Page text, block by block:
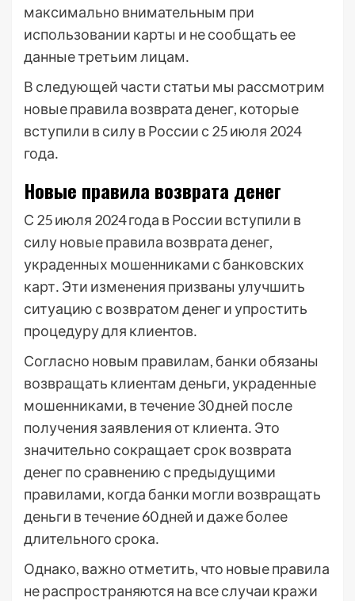
максимально внимательным при
использовании карты и не сообщать ее
данные третьим лицам․
В следующей части статьи мы рассмотрим
новые правила возврата денег, которые
вступили в силу в России с 25 июля 2024
года․
Новые правила возврата денег
С 25 июля 2024 года в России вступили в
силу новые правила возврата денег,
украденных мошенниками с банковских
карт․ Эти изменения призваны улучшить
ситуацию с возвратом денег и упростить
процедуру для клиентов․
Согласно новым правилам, банки обязаны
возвращать клиентам деньги, украденные
мошенниками, в течение 30 дней после
получения заявления от клиента․ Это
значительно сокращает срок возврата
денег по сравнению с предыдущими
правилами, когда банки могли возвращать
деньги в течение 60 дней и даже более
длительного срока․
Однако, важно отметить, что новые правила
не распространяются на все случаи кражи